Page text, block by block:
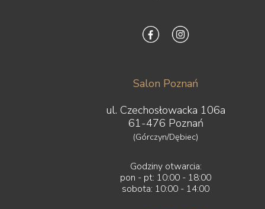
Salon Poznań
ul. Czechosłowacka 106a
61-476 Poznań
(Górczyn/Dębiec)
Godziny otwarcia:
pon - pt: 10:00 - 18:00
sobota: 10:00 - 14:00